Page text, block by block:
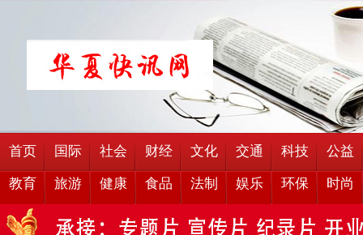
首页 国际 社会 财经 文化 交通 科技 公益
教育 旅游 健康 食品 法制 娱乐 环保 时尚